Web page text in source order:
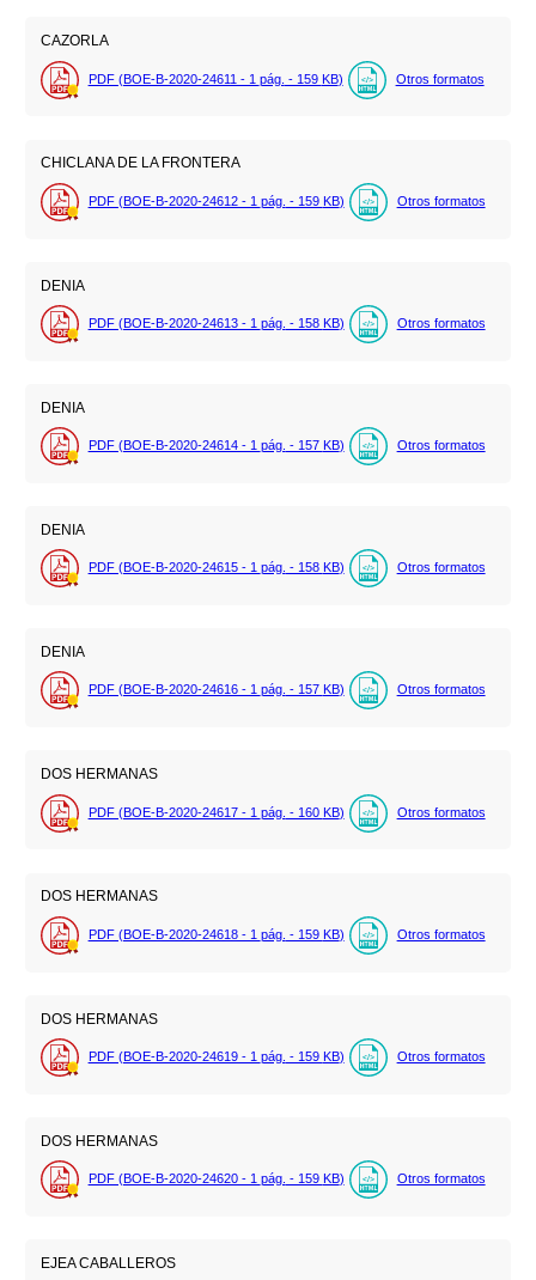
CAZORLA
PDF (BOE-B-2020-24611 - 1 pág. - 159 KB) Otros formatos
CHICLANA DE LA FRONTERA
PDF (BOE-B-2020-24612 - 1 pág. - 159 KB) Otros formatos
DENIA
PDF (BOE-B-2020-24613 - 1 pág. - 158 KB) Otros formatos
DENIA
PDF (BOE-B-2020-24614 - 1 pág. - 157 KB) Otros formatos
DENIA
PDF (BOE-B-2020-24615 - 1 pág. - 158 KB) Otros formatos
DENIA
PDF (BOE-B-2020-24616 - 1 pág. - 157 KB) Otros formatos
DOS HERMANAS
PDF (BOE-B-2020-24617 - 1 pág. - 160 KB) Otros formatos
DOS HERMANAS
PDF (BOE-B-2020-24618 - 1 pág. - 159 KB) Otros formatos
DOS HERMANAS
PDF (BOE-B-2020-24619 - 1 pág. - 159 KB) Otros formatos
DOS HERMANAS
PDF (BOE-B-2020-24620 - 1 pág. - 159 KB) Otros formatos
EJEA CABALLEROS